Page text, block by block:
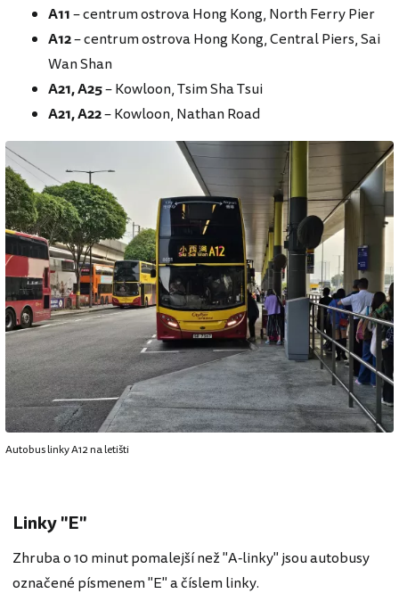
A11– centrum ostrova Hong Kong, North Ferry Pier
A12– centrum ostrova Hong Kong, Central Piers, Sai
Wan Shan
A21,A25– Kowloon, Tsim Sha Tsui
A21,A22– Kowloon, Nathan Road
Autobus linky A12 na letišti
Linky "E"
Zhruba o 10 minut pomalejší než "A-linky" jsou autobusy
označené písmenem "E" a číslem linky.